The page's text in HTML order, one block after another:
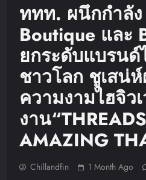
ททท. ผนึกกำลัง
Boutique และ
ยกระดับแบรนด์
ชาวโลก ชูเสน่
ความงามไฮจิว
งาน
AMAZING
Chillandfin 1 Month Ago